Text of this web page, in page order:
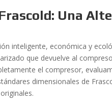
Una
inteligente, económica y
que devuelve al
el compresor,
dimensionales de